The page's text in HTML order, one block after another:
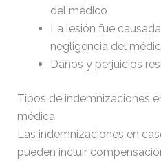
del médico
La lesión fue
negligencia del
Daños y perjuicios
Tipos de indemnizaciones
médica
Las indemnizaciones en
pueden incluir